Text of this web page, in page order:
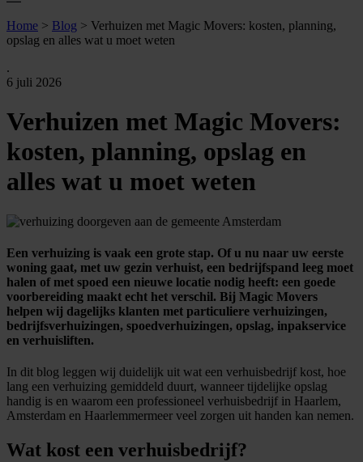
Home > Blog > Verhuizen met Magic Movers: kosten, planning,
opslag en alles wat u moet weten
.
6 juli 2026
Verhuizen met Magic Movers:
kosten, planning, opslag en
alles wat u moet weten
Een verhuizing is vaak een grote stap. Of u nu naar uw eerste
woning gaat, met uw gezin verhuist, een bedrijfspand leeg moet
halen of met spoed een nieuwe locatie nodig heeft: een goede
voorbereiding maakt echt het verschil. Bij Magic Movers
helpen wij dagelijks klanten met particuliere verhuizingen,
bedrijfsverhuizingen, spoedverhuizingen, opslag, inpakservice
en verhuisliften.
In dit blog leggen wij duidelijk uit wat een verhuisbedrijf kost, hoe
lang een verhuizing gemiddeld duurt, wanneer tijdelijke opslag
handig is en waarom een professioneel verhuisbedrijf in Haarlem,
Amsterdam en Haarlemmermeer veel zorgen uit handen kan nemen.
Wat kost een verhuisbedrijf?